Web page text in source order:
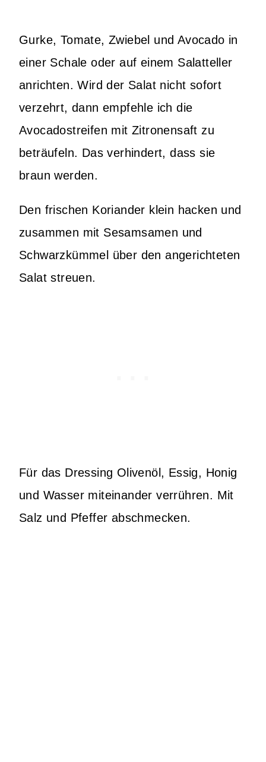
Gurke, Tomate, Zwiebel und Avocado in
einer Schale oder auf einem Salatteller
anrichten. Wird der Salat nicht sofort
verzehrt, dann empfehle ich die
Avocadostreifen mit Zitronensaft zu
beträufeln. Das verhindert, dass sie
braun werden.
Den frischen Koriander klein hacken und
zusammen mit Sesamsamen und
Schwarzkümmel über den angerichteten
Salat streuen.
Für das Dressing Olivenöl, Essig, Honig
und Wasser miteinander verrühren. Mit
Salz und Pfeffer abschmecken.